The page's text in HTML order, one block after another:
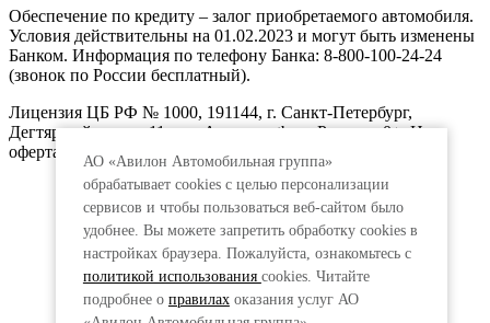
АО «Авилон Автомобильная группа»
обрабатывает cookies с целью персонализации
сервисов и чтобы пользоваться веб-сайтом было
удобнее. Вы можете запретить обработку сookies в
настройках браузера. Пожалуйста, ознакомьтесь с
политикой использования cookies. Читайте
подробнее о правилахоказания услуг АО
Обеспечение по кредиту – залог приобретаемого автомобиля.
Условия действительны на 01.02.2023 и могут быть изменены
Банком. Информация по телефону Банка: 8-800-100-24-24
(звонок по России бесплатный).
Лицензия ЦБ РФ № 1000, 191144, г. Санкт-Петербург,
Дегтярный пер., д.11, лит.А. www.vtb.ru. Реклама 0+. Не
оферта.